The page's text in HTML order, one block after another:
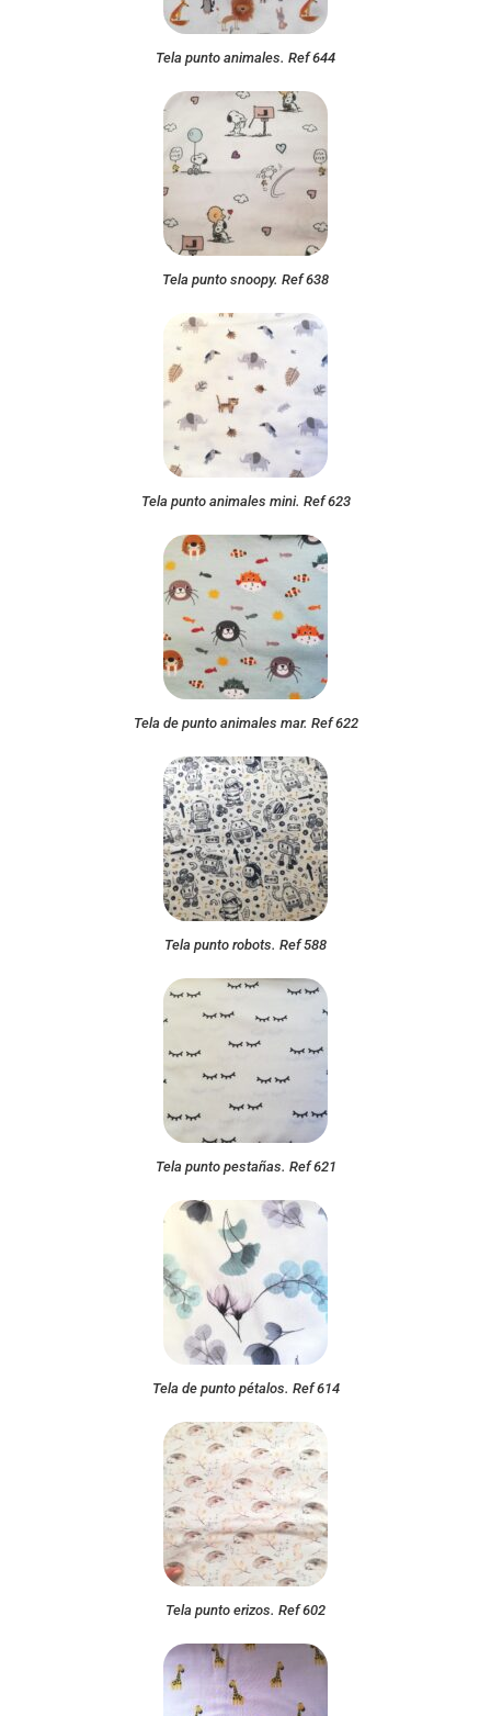
Tela punto animales. Ref 644
Tela punto snoopy. Ref 638
Tela punto animales mini. Ref 623
Tela de punto animales mar. Ref 622
Tela punto robots. Ref 588
Tela punto pestañas. Ref 621
Tela de punto pétalos. Ref 614
Tela punto erizos. Ref 602